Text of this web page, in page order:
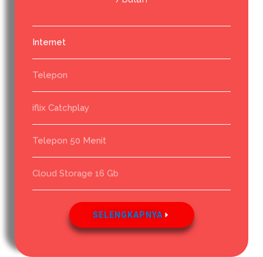
Internet
Telepon
iflix Catchplay
Telepon 50 Menit
Cloud Storage 16 Gb
SELENGKAPNYA